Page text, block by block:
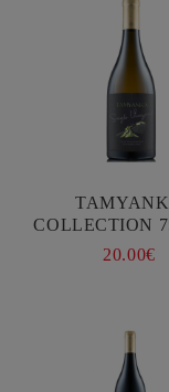
COLLECTION
CHATEAU20.00€